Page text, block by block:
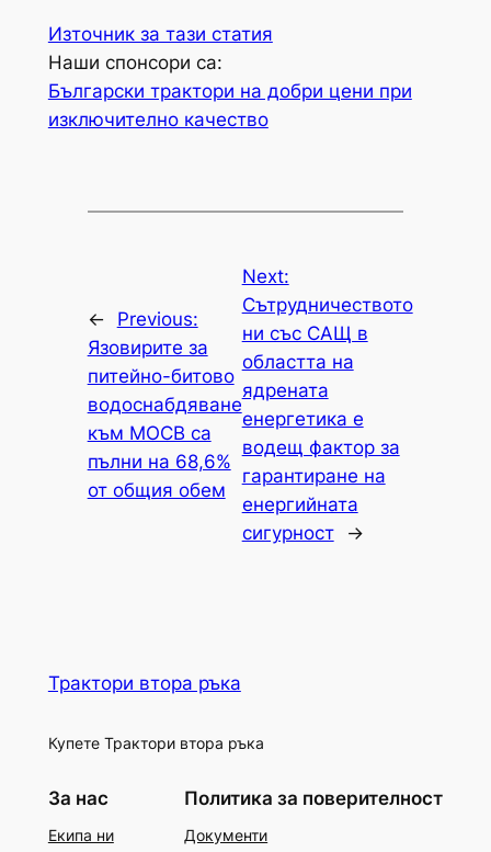
Източник за тази статия
Наши спонсори са:
Български трактори на добри цени при
изключително качество
←
Previous:
Язовирите за
питейно-битово
водоснабдяване
към МОСВ са
пълни на 68,6%
от общия обем
Next:
Сътрудничеството
ни със САЩ в
областта на
ядрената
енергетика е
водещ фактор за
гарантиране на
енергийната
сигурност
→
Трактори втора ръка
Купете Трактори втора ръка
За нас
Екипа ни
Политика за поверителност
Документи